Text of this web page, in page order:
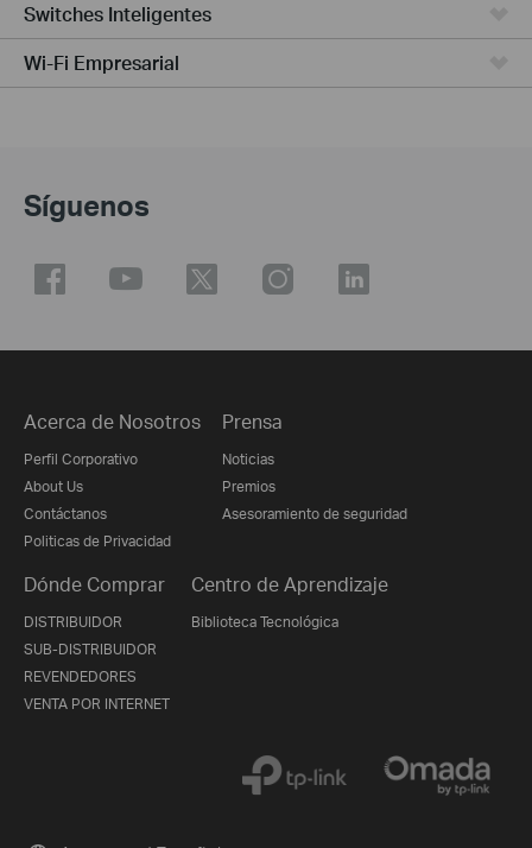
Switches Inteligentes
Wi-Fi Empresarial
Síguenos
Acerca de Nosotros
Perfil Corporativo
About Us
Contáctanos
Politicas de Privacidad
Prensa
Noticias
Premios
Asesoramiento de seguridad
Dónde Comprar
DISTRIBUIDOR
SUB-DISTRIBUIDOR
REVENDEDORES
VENTA POR INTERNET
Centro de Aprendizaje
Biblioteca Tecnológica